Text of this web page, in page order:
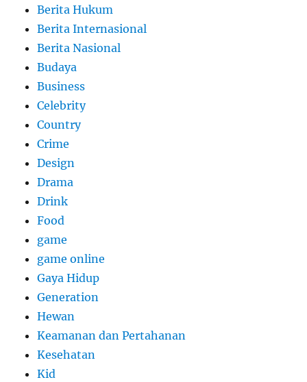
Berita Hukum
Berita Internasional
Berita Nasional
Budaya
Business
Celebrity
Country
Crime
Design
Drama
Drink
Food
game
game online
Gaya Hidup
Generation
Hewan
Keamanan dan Pertahanan
Kesehatan
Kid